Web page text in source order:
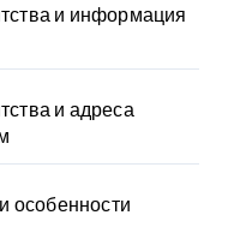
и информация
и адреса
особенности